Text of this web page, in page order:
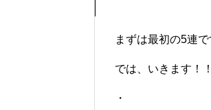
まずは最初の5連で
では、いきます！
・